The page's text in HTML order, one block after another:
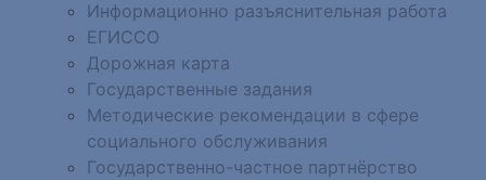
Информационно разъяснительная работа
ЕГИССО
Дорожная карта
Государственные задания
Методические рекомендации в сфере
социального обслуживания
Государственно-частное партнёрство